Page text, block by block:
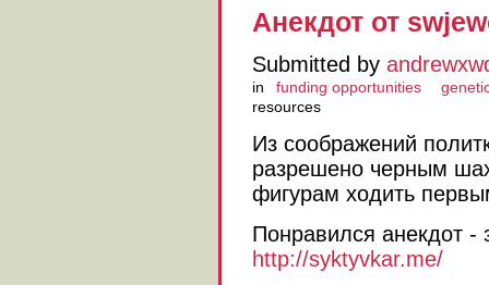
Анекдот от
Submitted by
in funding opportunities
resources
Из соображений
разрешено черным
фигурам xодить
Понравился анекдот -
http://syktyvkar.me/